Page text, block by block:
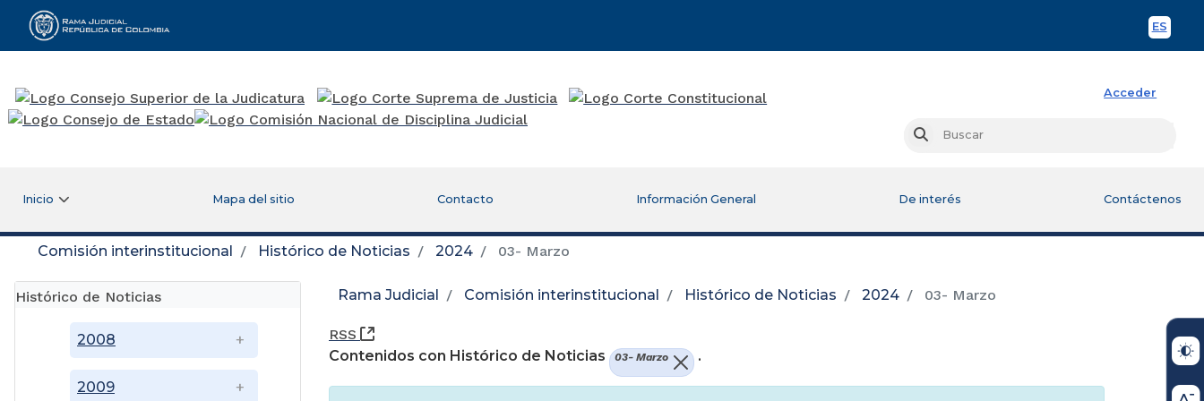
ES
Rama Judicial
Acceder
Buscar
Inicio Mapa del sitio Contacto Información General De interés Contáctenos
Comisión interinstitucional Histórico de Noticias 2024 03- Marzo
Histórico de Noticias
2008
2009
Rama Judicial Comisión interinstitucional Histórico de Noticias 2024 03- Marzo
RSS
(Abre una nueva ventana)
Contenidos con Histórico de Noticias
03- Marzo .